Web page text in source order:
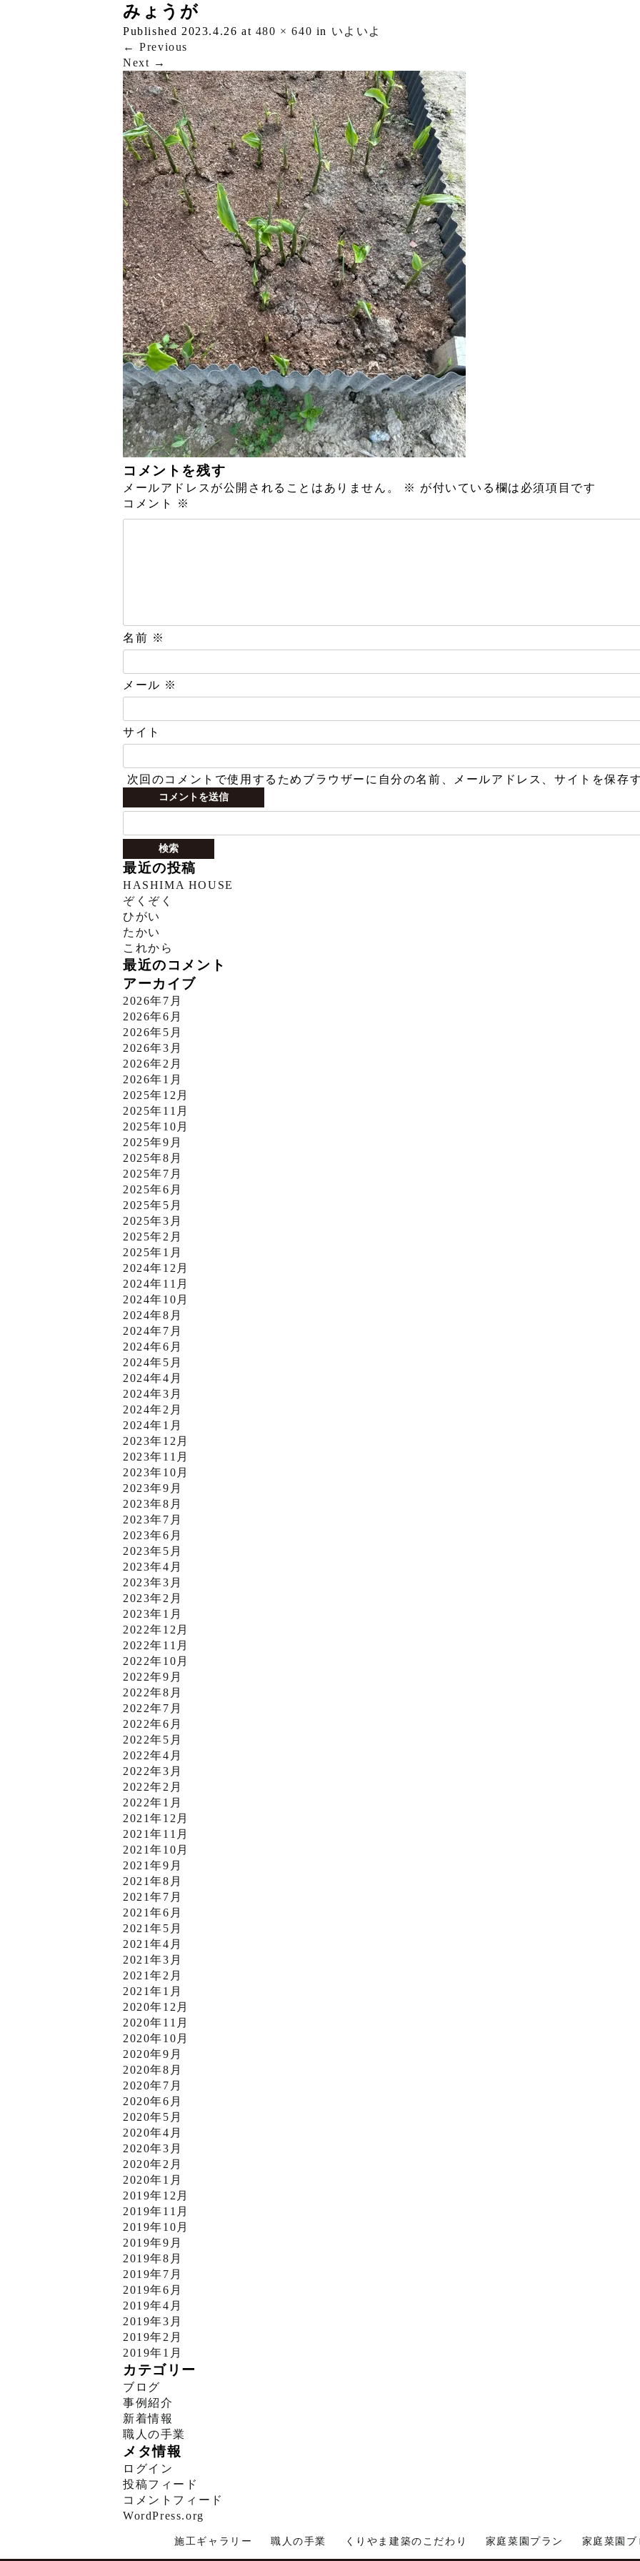
みょうが
Published 2023.4.26 at 480 × 640 in いよいよ
← Previous
Next →
コメントを残す
メールアドレスが公開されることはありません。 ※ が付いている欄は必須項目です
コメント
※
名前 ※
メール ※
サイト
次回のコメントで使用するためブラウザーに自分の名前、メールアドレス、サイトを保存
検
最近の投稿
HASHIMA HOUSE
ぞくぞく
ひがい
たかい
これから
最近のコメント
アーカイブ
2026年7月
2026年6月
2026年5月
2026年3月
2026年2月
2026年1月
2025年12月
2025年11月
2025年10月
2025年9月
2025年8月
2025年7月
2025年6月
2025年5月
2025年3月
2025年2月
2025年1月
2024年12月
2024年11月
2024年10月
2024年8月
2024年7月
2024年6月
2024年5月
2024年4月
2024年3月
2024年2月
2024年1月
2023年12月
2023年11月
2023年10月
2023年9月
2023年8月
2023年7月
2023年6月
2023年5月
2023年4月
2023年3月
2023年2月
2023年1月
2022年12月
2022年11月
2022年10月
2022年9月
2022年8月
2022年7月
2022年6月
2022年5月
2022年4月
2022年3月
2022年2月
2022年1月
2021年12月
2021年11月
2021年10月
2021年9月
2021年8月
2021年7月
2021年6月
2021年5月
2021年4月
2021年3月
2021年2月
2021年1月
2020年12月
2020年11月
2020年10月
2020年9月
2020年8月
2020年7月
2020年6月
2020年5月
2020年4月
2020年3月
2020年2月
2020年1月
2019年12月
2019年11月
2019年10月
2019年9月
2019年8月
2019年7月
2019年6月
2019年4月
2019年3月
2019年2月
2019年1月
カテゴリー
ブログ
事例紹介
新着情報
職人の手業
メタ情報
ログイン
投稿フィード
コメントフィード
WordPress.org
施工ギャラリー 職人の手業 くりやま建築のこだわり 家庭菜園プラン 家庭菜園ブ